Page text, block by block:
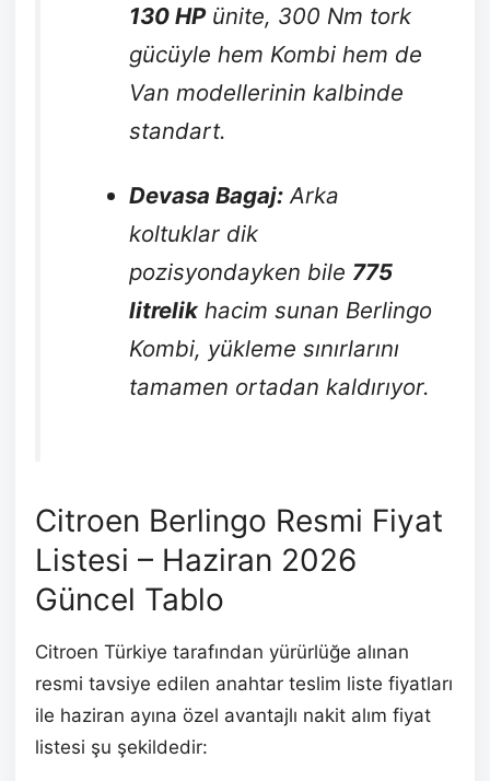
130 HPünite, 300 Nm tork
gücüyle hem Kombi hem de
Van modellerinin kalbinde
standart.
Devasa Bagaj: Arka
koltuklar dik
pozisyondayken bile 775
litrelik hacim sunan Berlingo
Kombi, yükleme sınırlarını
tamamen ortadan kaldırıyor.
Citroen Berlingo Resmi Fiyat
Listesi – Haziran 2026
Güncel Tablo
Citroen Türkiye tarafından yürürlüğe alınan
resmi tavsiye edilen anahtar teslim liste fiyatları
ile haziran ayına özel avantajlı nakit alım fiyat
listesi şu şekildedir: